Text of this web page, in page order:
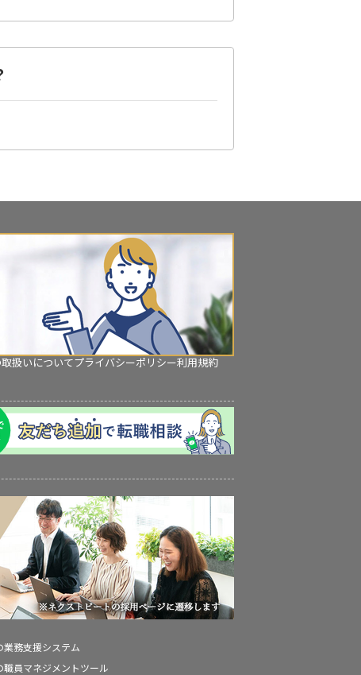
扱いについてプライバシーポリシー利用規約
業務支援システム
員マネジメントツール